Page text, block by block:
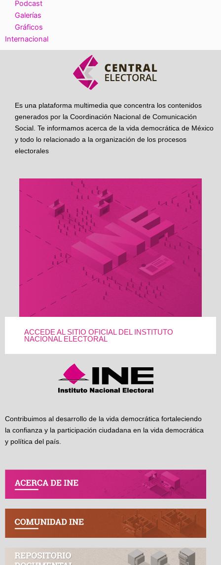
Podcast
Galerías
Gráficos
Internacional
Es una plataforma multimedia que concentra los contenidos
generados por la Coordinación Nacional de Comunicación
Social. Te informamos acerca de la vida democrática de México
y todo lo relacionado a la organización de los procesos
electorales
ACCEDE AL SITIO OFICIAL DEL INSTITUTO
NACIONAL ELECTORAL
Contribuimos al desarrollo de la vida democrática fortaleciendo
la confianza y la participación ciudadana en la vida democrática
y política del país.